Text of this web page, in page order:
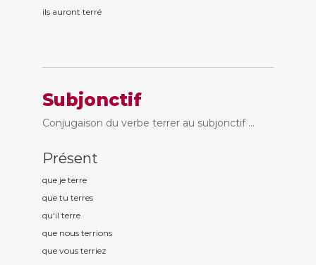
ils auront terré
Subjonctif
Conjugaison du verbe terrer au subjonctif ...
Présent
que je terre
que tu terres
qu'il terre
que nous terrions
que vous terriez